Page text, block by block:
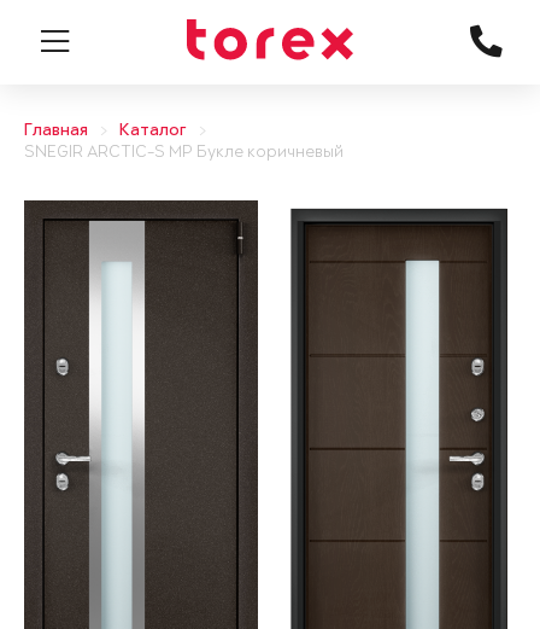
Главная
Каталог
SNEGIR ARCTIC-S MP Букле коричневый